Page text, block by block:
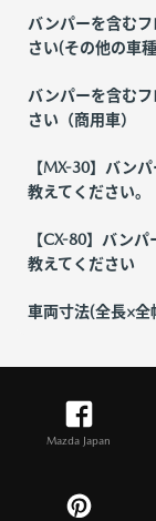
バンパーを含む
さい(その他の車
バンパーを含む
さい（商用車）
【MX-30】バン
教えてください。
【CX-80】バン
教えてください
車両寸法(全長×全
Mazda Japan